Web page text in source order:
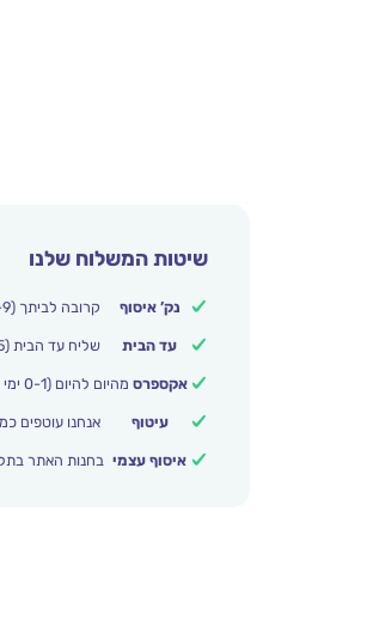
שיטות המשלוח שלנו
נק’ איסוף קרובה לביתך (6-9 ימי עסקים) – 16 ₪. הזמנות מעל 250 ₪ משלוח חינם.
עד הבית שליח עד הבית (3-5 ימי עסקים) – 24 ₪. הזמנות מעל 399 ₪ משלוח חינם.
אקספרס מהיום להיום (0-1 ימי עסקים) – 37 ₪.
עיטוף אנחנו עוטפים
איסוף עצמי בחנות האתר בתל